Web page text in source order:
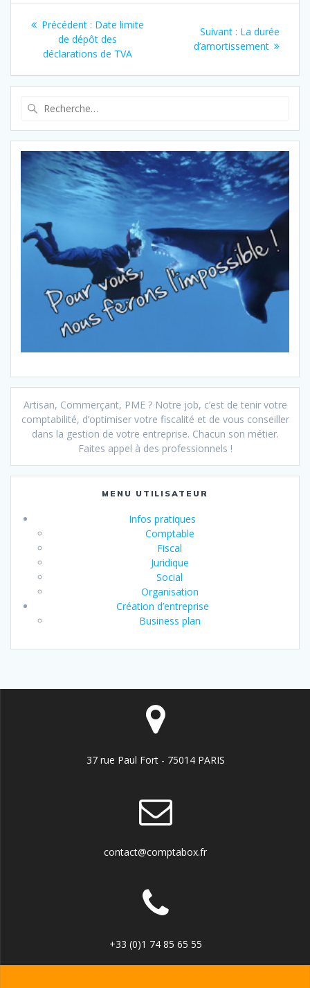
Navigation
l’article
Précédent : Article
précédent
:
Date limite
de dépôt des
déclarations de TVA
Suivant : Article
suivant
La durée
d’amortissement
:
Artisan, Commerçant, PME ? Notre job, c’est de tenir votre
comptabilité, d’optimiser votre fiscalité et de vous conseiller
dans la gestion de votre entreprise. Chacun son métier.
Faites appel à des professionnels !
MENU UTILISATEUR
Infos pratiques
Comptable
Fiscal
Juridique
Social
Organisation
Création d’entreprise
Business plan
37 rue Paul Fort - 75014 PARIS
contact@comptabox.fr
+33 (0)1 74 85 65 55